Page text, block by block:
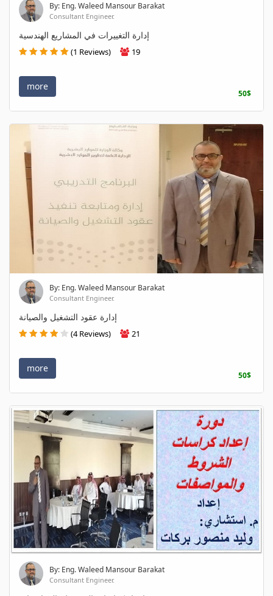
By: Eng. Waleed Mansour Barakat
Consultant Engineer.
إدارة التغييرات في المشاريع الهندسية
(1 Reviews) 19
more
50$
By: Eng. Waleed Mansour Barakat
Consultant Engineer.
إدارة عقود التشغيل والصيانة
(4 Reviews) 21
more
50$
By: Eng. Waleed Mansour Barakat
Consultant Engineer.